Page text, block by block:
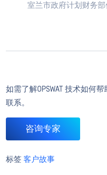
室兰市政府计划财务
如需了解OPSWAT 技术如何
联系。
咨询专家
标签 客户故事